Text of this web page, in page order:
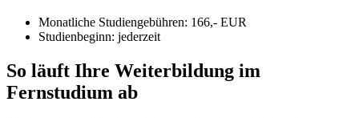
Monatliche Studiengebühren: 166,- EUR
Studienbeginn: jederzeit
So läuft Ihre Weiterbildung im
Fernstudium ab